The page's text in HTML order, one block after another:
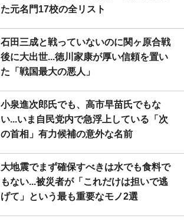
た元名門17校の全リスト
石田三成と戦っていないのに関ヶ原合戦
後に大出世...徳川家康が厚い信頼を置い
た「戦国最大の悪人」
小泉進次郎氏でも、高市早苗氏でもな
い...いま自民党内で急浮上している「次
の首相」有力候補の意外な名前
大地震でまず確保すべきは水でも食料で
もない...被災者が「これだけは担いで逃
げて」という最も重要なモノ2選